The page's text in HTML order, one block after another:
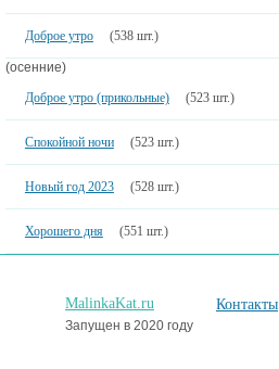
Доброе утро (538 шт.)
(осенние)
Доброе утро (прикольные)
(523 шт.)
Спокойной ночи (523 шт.)
Новый год 2023 (528 шт.)
Хорошего дня (551 шт.)
MalinkaKat.ru
Запущен в 2020 году
Контакты